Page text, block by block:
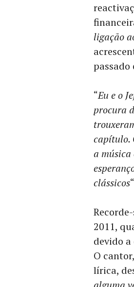
ligação
passado
“Eu e o
procura
capítulo.
a
clássicos
2011,
devido
O
lírica,